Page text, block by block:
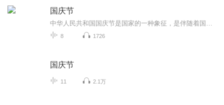
国庆节
8 1726
国庆节
11 2.1万